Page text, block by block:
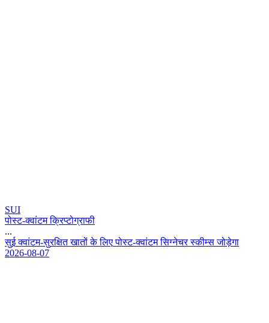
SUI
पोस्ट-क्वांटम क्रिप्टोग्राफी
...
सई कवटम-सरकत खत क लए पसट-कवटम सगनचर सकमस जडग
2026-08-07